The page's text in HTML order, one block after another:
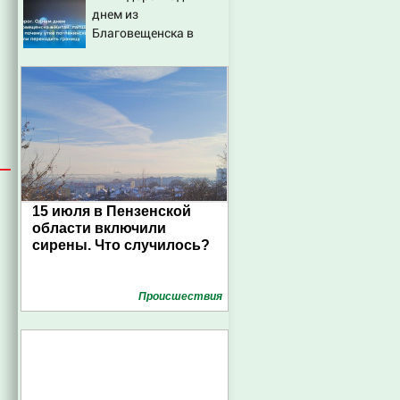
днем из
Благовещенска в
почему утке по-
пекински запретили
переходить границу
15 июля в Пензенской
области включили
сирены. Что случилось?
Проиcшествия